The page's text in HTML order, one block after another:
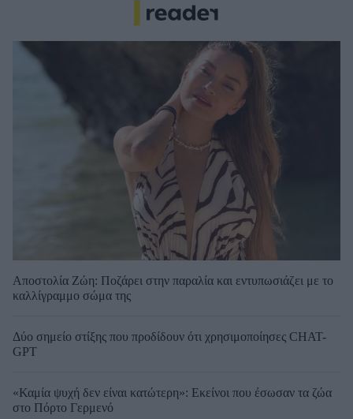
Αποστολία Ζώη: Ποζάρει στην παραλία και εντυπωσιάζει με το
καλλίγραμμο σώμα της
Δύο σημείο στίξης που προδίδουν ότι χρησιμοποίησες CHAT-
GPT
«Καμία ψυχή δεν είναι κατώτερη»: Εκείνοι που έσωσαν τα ζώα
στο Πόρτο Γερμενό